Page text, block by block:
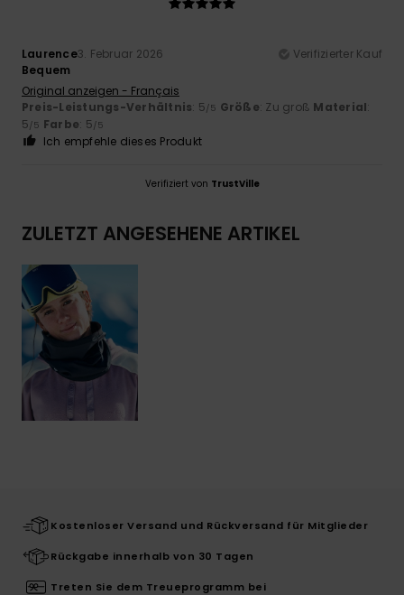
Laurence3. Februar 2026
Verifizierter Kauf
Bequem
Original anzeigen - Français
Preis-Leistungs-Verhältnis: 5/5 Größe: Zu groß Material:
5/5 Farbe: 5/5
Ich empfehle dieses Produkt
Verifiziert von TrustVille
ZULETZT ANGESEHENE ARTIKEL
Kostenloser Versand und Rückversand für Mitglieder
Rückgabe innerhalb von 30 Tagen
Treten Sie dem Treueprogramm bei